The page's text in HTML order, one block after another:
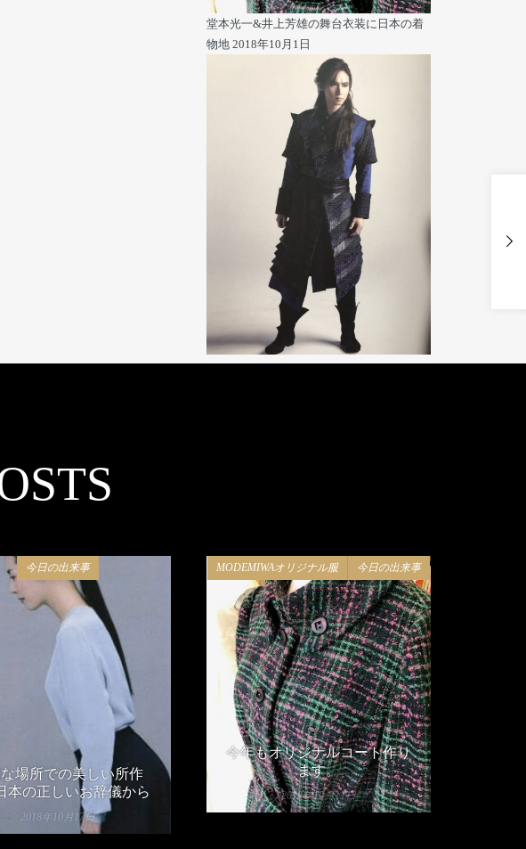
堂本光一&井上芳雄の舞台衣装に日本の着
物地2018年10月1日
今日の出来事
場所での美しい所作
本の正しいお辞儀から
2018年10月17日
MODEMIWAオリジナル服 今日の出来事
今年もオリジナルコート作り
ます。
2018年10月11日